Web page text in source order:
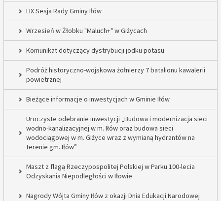
LIX Sesja Rady Gminy Iłów
Wrzesień w Żłobku "Maluch+" w Giżycach
Komunikat dotyczący dystrybucji jodku potasu
Podróż historyczno-wojskowa żołnierzy 7 batalionu kawalerii
powietrznej
Bieżące informacje o inwestycjach w Gminie Iłów
Uroczyste odebranie inwestycji „Budowa i modernizacja sieci
wodno-kanalizacyjnej w m. Iłów oraz budowa sieci
wodociągowej w m. Giżyce wraz z wymianą hydrantów na
terenie gm. Iłów”
Maszt z flagą Rzeczypospolitej Polskiej w Parku 100-lecia
Odzyskania Niepodległości w Iłowie
Nagrody Wójta Gminy Iłów z okazji Dnia Edukacji Narodowej